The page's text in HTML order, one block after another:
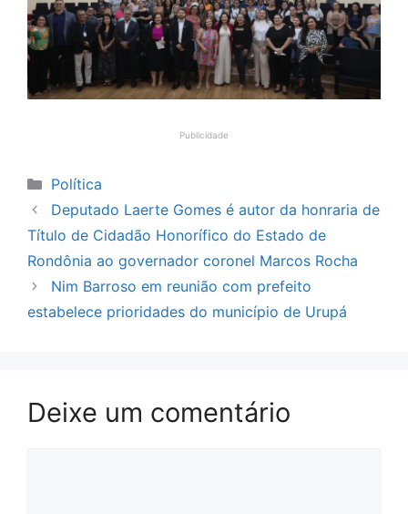
Publicidade
Categorias
Política
Deputado Laerte Gomes é autor da honraria de
Título de Cidadão Honorífico do Estado de
Rondônia ao governador coronel Marcos Rocha
Nim Barroso em reunião com prefeito
estabelece prioridades do município de Urupá
Deixe um comentário